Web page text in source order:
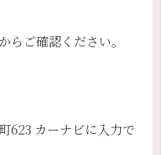
らご確認ください。
623 カーナビに入力で